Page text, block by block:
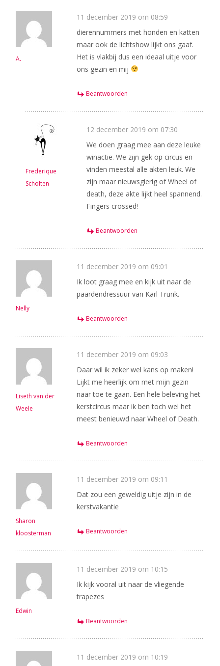
A.
11 december 2019 om 08:59
dierennummers met honden en katten
maar ook de lichtshow lijkt ons gaaf.
Het is vlakbij dus een ideaal uitje voor
ons gezin en mij
Beantwoorden
Frederique
Scholten
12 december 2019 om 07:30
We doen graag mee aan deze leuke
winactie. We zijn gek op circus en
vinden meestal alle akten leuk. We
zijn maar nieuwsgierig of Wheel of
death, deze akte lijkt heel spannend.
Fingers crossed!
Beantwoorden
Nelly
11 december 2019 om 09:01
Ik loot graag mee en kijk uit naar de
paardendressuur van Karl Trunk.
Beantwoorden
Liseth van der
Weele
11 december 2019 om 09:03
Daar wil ik zeker wel kans op maken!
Lijkt me heerlijk om met mijn gezin
naar toe te gaan. Een hele beleving het
kerstcircus maar ik ben toch wel het
meest benieuwd naar Wheel of Death.
Beantwoorden
Sharon
kloosterman
11 december 2019 om 09:11
Dat zou een geweldig uitje zijn in de
kerstvakantie
Beantwoorden
Edwin
11 december 2019 om 10:15
Ik kijk vooral uit naar de vliegende
trapezes
Beantwoorden
11 december 2019 om 10:19